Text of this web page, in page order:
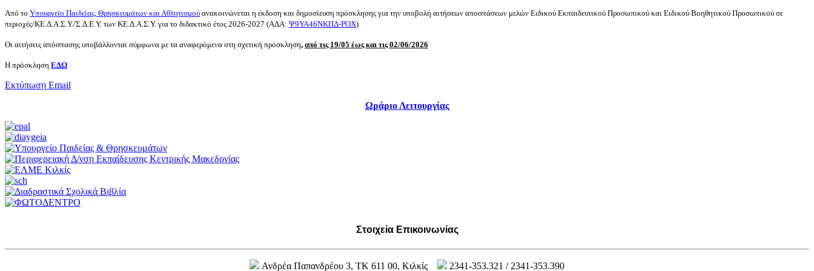
Από το Υπουργείο Παιδείας, Θρησκευμάτων και Αθλητισμού ανακοινώνεται η έκδοση και δημοσίευση πρόσκλησης για την υποβολή αιτήσεων αποσπάσεων μελών Ειδικού Εκπαιδευτικού Προσωπικού και Ειδικού Βοηθητικού Προσωπικού σε
περιοχές/ΚΕ.Δ.Α.Σ.Υ./Σ.Δ.Ε.Υ. των ΚΕ.Δ.Α.Σ.Υ. για το διδακτικό έτος 2026-2027 (ΑΔΑ: Ψ9ΥΑ46ΝΚΠΔ-ΡΟΧ)
Οι αιτήσεις απόσπασης υποβάλλονται σύμφωνα με τα αναφερόμενα στη σχετική πρόσκληση, από τις 19/05 έως και τις 02/06/2026
Η πρόσκληση ΕΔΩ
Εκτύπωση Email
Ωράριο Λειτουργίας
Στοιχεία Επικοινωνίας
Ανδρέα Παπανδρέου 3, ΤΚ 611 00, Κιλκίς 2341-353.321 / 2341-353.390